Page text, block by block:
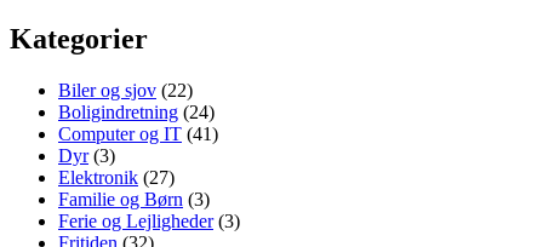
Kategorier
Biler og sjov (22)
Boligindretning (24)
Computer og IT (41)
Dyr(3)
Elektronik (27)
Familie og Børn (3)
Ferie og Lejligheder(3)
Fritiden (32)